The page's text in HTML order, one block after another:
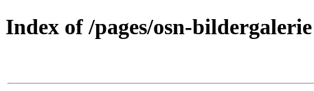
Index of /pages/osn-bildergalerie